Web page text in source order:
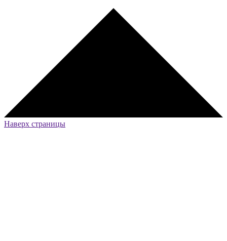
Наверх страницы